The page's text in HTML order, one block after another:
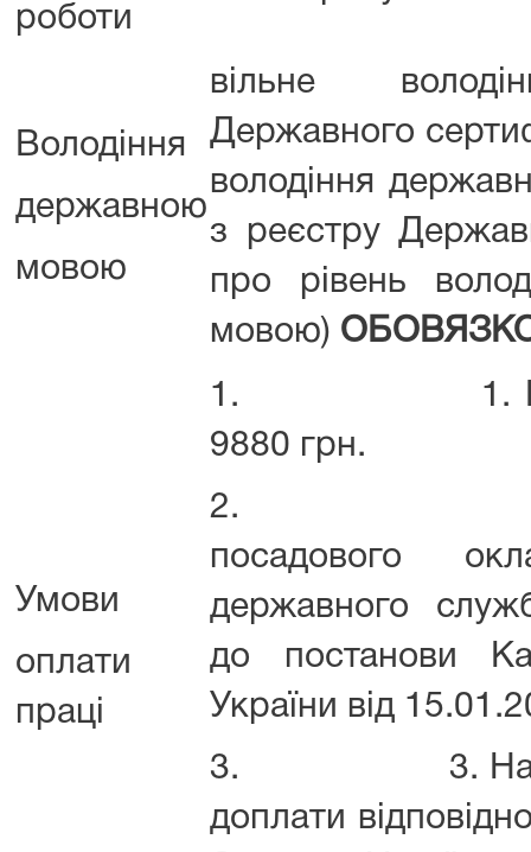
роботи
Володіння
державною
мовою
вільне
Державного
володіння
з реєстру
про рівень
мовою)
Умови
оплати
праці
1. 1.
9880 грн.
2. 2.
посадового
державного
до постанови
України від
3. 3.
доплати